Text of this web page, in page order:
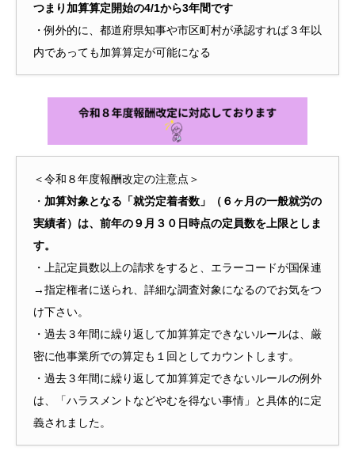
つまり加算算定開始の4/1から3年間です
・例外的に、都道府県知事や市区町村が承認すれば３年以
内であっても加算算定が可能になる
＜令和８年度報酬改定の注意点＞
・ 加算対象となる「就労定着者数」（６ヶ月の一般就労の
実績者）は、前年の９月３０日時点の定員数を上限としま
す。
・上記定員数以上の請求をすると、エラーコードが国保連
→指定権者に送られ、詳細な調査対象になるのでお気をつ
け下さい。
・過去３年間に繰り返して加算算定できないルールは、厳
密に他事業所での算定も１回としてカウントします。
・過去３年間に繰り返して加算算定できないルールの例外
は、「ハラスメントなどやむを得ない事情」と具体的に定
義されました。